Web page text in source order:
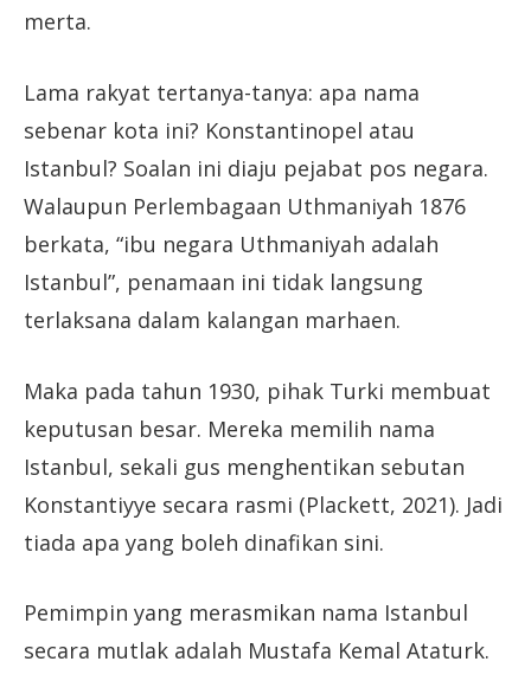
merta.
Lama rakyat tertanya-tanya: apa nama
sebenar kota ini? Konstantinopel atau
Istanbul? Soalan ini diaju pejabat pos negara.
Walaupun Perlembagaan Uthmaniyah 1876
berkata, “ibu negara Uthmaniyah adalah
Istanbul”, penamaan ini tidak langsung
terlaksana dalam kalangan marhaen.
Maka pada tahun 1930, pihak Turki membuat
keputusan besar. Mereka memilih nama
Istanbul, sekali gus menghentikan sebutan
Konstantiyye secara rasmi (Plackett, 2021). Jadi
tiada apa yang boleh dinafikan sini.
Pemimpin yang merasmikan nama Istanbul
secara mutlak adalah Mustafa Kemal Ataturk.